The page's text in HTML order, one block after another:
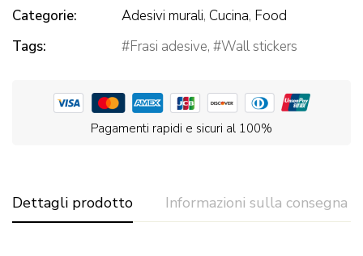
Categorie:
Adesivi murali, Cucina, Food
Tags:
Frasi adesive, Wall stickers
Pagamenti rapidi e sicuri al 100%
Dettagli prodotto Informazioni sulla consegna